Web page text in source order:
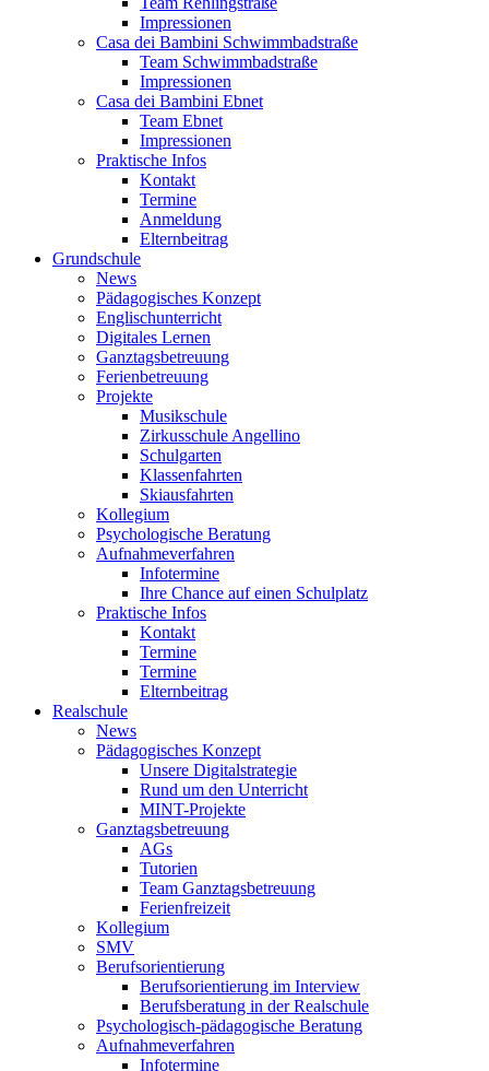
Impressionen
Casa dei Bambini Schwimmbadstraße
Team Schwimmbadstraße
Impressionen
Casa dei Bambini Ebnet
Team Ebnet
Impressionen
Praktische Infos
Kontakt
Termine
Anmeldung
Elternbeitrag
Grundschule
News
Pädagogisches Konzept
Englischunterricht
Digitales Lernen
Ganztagsbetreuung
Ferienbetreuung
Projekte
Musikschule
Zirkusschule Angellino
Schulgarten
Klassenfahrten
Skiausfahrten
Kollegium
Psychologische Beratung
Aufnahmeverfahren
Infotermine
Ihre Chance auf einen Schulplatz
Praktische Infos
Kontakt
Termine
Termine
Elternbeitrag
Realschule
News
Pädagogisches Konzept
Unsere Digitalstrategie
Rund um den Unterricht
MINT-Projekte
Ganztagsbetreuung
AGs
Tutorien
Team Ganztagsbetreuung
Ferienfreizeit
Kollegium
SMV
Berufsorientierung
Berufsorientierung im Interview
Berufsberatung in der Realschule
Psychologisch-pädagogische Beratung
Aufnahmeverfahren
Infotermine